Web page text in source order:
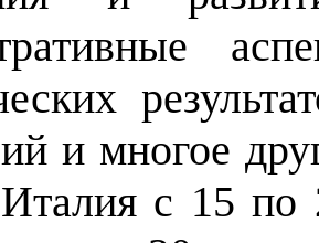
и многое
с 15 по